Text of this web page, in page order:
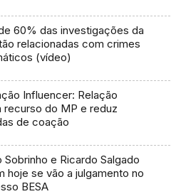
60% das investigações da
relacionadas com crimes
(vídeo)
Influencer: Relação
recurso do MP e reduz
de coação
Sobrinho e Ricardo Salgado
hoje se vão a julgamento no
BESA